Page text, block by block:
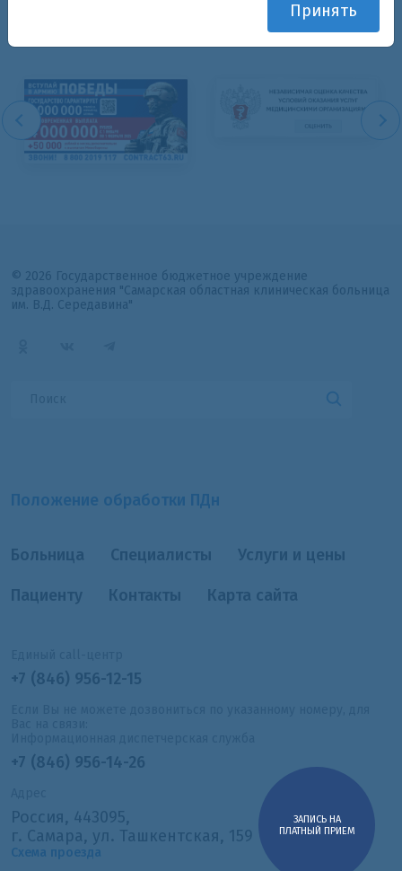
© 2026 Государственное бюджетное учреждение
здравоохранения "Самарская областная клиническая больница
им. В.Д. Середавина"
Положение обработки ПДн
Больница Специалисты Услуги и цены
Пациенту Контакты Карта сайта
+7 (846) 956-12-15
+7 (846) 956-14-26
Россия, 443095,
г. Самара, ул. Ташкентская, 159
Схема проезда
Принять
ЗАПИСЬ НА
ПЛАТНЫЙ ПРИЕМ